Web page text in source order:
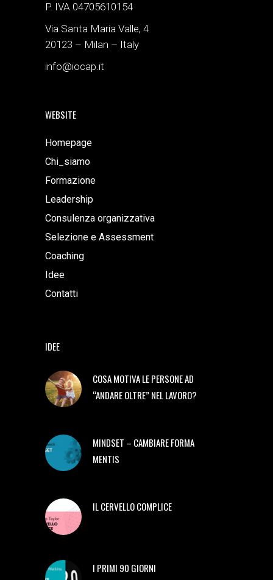
P. IVA 04705610154
Via Santa Maria Valle, 4
20123 – Milan – Italy
info@iocap.it
WEBSITE
Homepage
Chi_siamo
Formazione
Leadership
Consulenza organizzativa
Selezione e Assessment
Coaching
Idee
Contatti
IDEE
COSA MOTIVA LE PERSONE AD
“ANDARE OLTRE” NEL LAVORO?
MINDSET – CAMBIARE FORMA
MENTIS
IL CERVELLO COMPLICE
I PRIMI 90 GIORNI